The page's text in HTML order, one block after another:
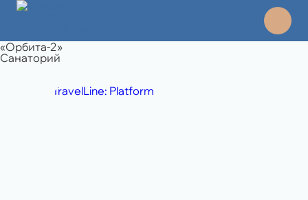
«Орбита-2»
Санаторий
8 495 994 06 45
TravelLine: Platform